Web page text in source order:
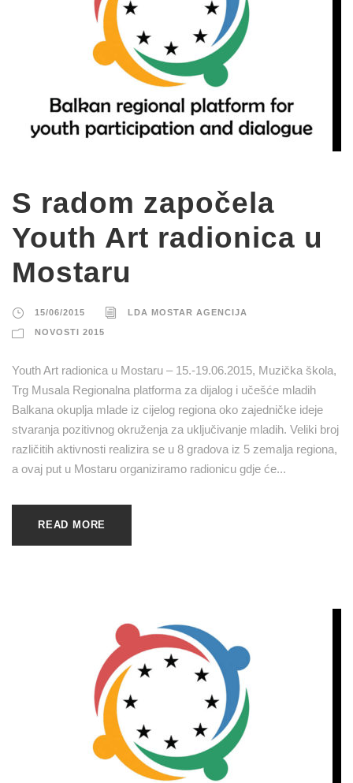
S radom započela
Youth Art radionica u
Mostaru
15/06/2015 LDA MOSTAR AGENCIJA
NOVOSTI 2015
Youth Art radionica u Mostaru – 15.-19.06.2015, Muzička škola,
Trg Musala Regionalna platforma za dijalog i učešće mladih
Balkana okuplja mlade iz cijelog regiona oko zajedničke ideje
stvaranja pozitivnog okruženja za uključivanje mladih. Veliki broj
različitih aktivnosti realizira se u 8 gradova iz 5 zemalja regiona,
a ovaj put u Mostaru organiziramo radionicu gdje će...
READ MORE